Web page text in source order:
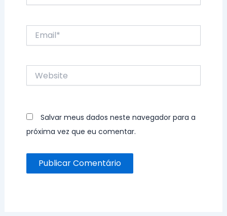
Website
Salvar meus dados neste navegador para a
próxima vez que eu comentar.